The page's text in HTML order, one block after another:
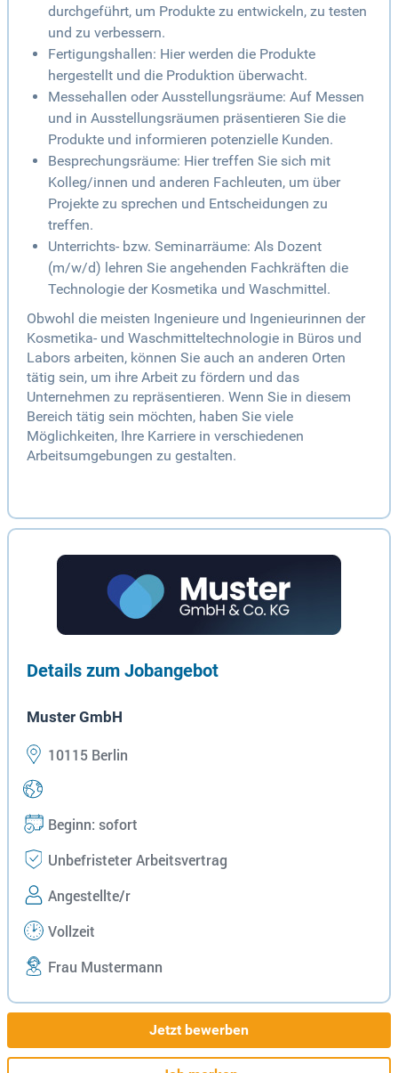
durchgeführt, um Produkte zu entwickeln, zu testen
und zu verbessern.
Fertigungshallen: Hier werden die Produkte
hergestellt und die Produktion überwacht.
Messehallen oder Ausstellungsräume: Auf Messen
und in Ausstellungsräumen präsentieren Sie die
Produkte und informieren potenzielle Kunden.
Besprechungsräume: Hier treffen Sie sich mit
Kolleg/innen und anderen Fachleuten, um über
Projekte zu sprechen und Entscheidungen zu
treffen.
Unterrichts- bzw. Seminarräume: Als Dozent
(m/w/d) lehren Sie angehenden Fachkräften die
Technologie der Kosmetika und Waschmittel.
Obwohl die meisten Ingenieure und Ingenieurinnen der
Kosmetika- und Waschmitteltechnologie in Büros und
Labors arbeiten, können Sie auch an anderen Orten
tätig sein, um ihre Arbeit zu fördern und das
Unternehmen zu repräsentieren. Wenn Sie in diesem
Bereich tätig sein möchten, haben Sie viele
Möglichkeiten, Ihre Karriere in verschiedenen
Arbeitsumgebungen zu gestalten.
Details zum Jobangebot
Muster GmbH
10115 Berlin
Beginn: sofort
Unbefristeter Arbeitsvertrag
Angestellte/r
Vollzeit
Frau Mustermann
Jetzt bewerben